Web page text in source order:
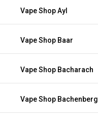
Vape Shop Ayl
Vape Shop Baar
Vape Shop Bacharach
Vape Shop Bachenberg